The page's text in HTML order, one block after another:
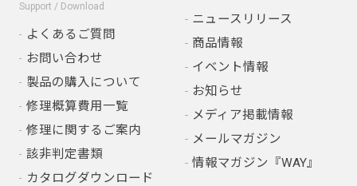
Support / Download
よくあるご質問
お問い合わせ
製品の購入について
修理概算費用一覧
修理に関するご案内
該非判定書類
カタログダウンロード
ニュースリリース
商品情報
イベント情報
お知らせ
メディア掲載情報
メールマガジン
情報マガジン『WAY』